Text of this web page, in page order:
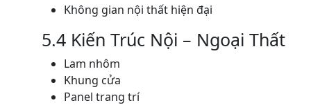
Không gian nội thất hiện đại
5.4 Kiến Trúc Nội – Ngoại Thất
Lam nhôm
Khung cửa
Panel trang trí